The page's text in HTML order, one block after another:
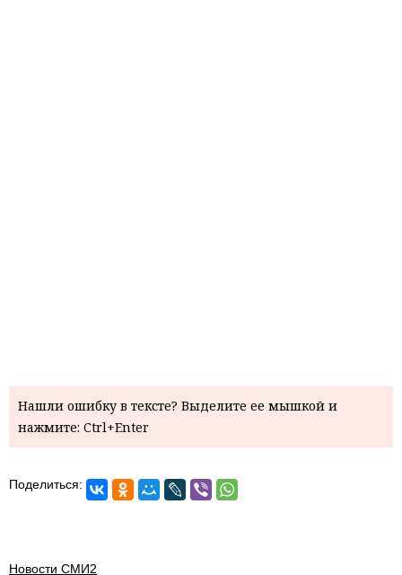
Нашли ошибку в тексте? Выделите ее мышкой и
нажмите: Ctrl+Enter
Поделиться:
Новости СМИ2